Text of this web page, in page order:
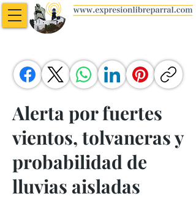
Alerta por fuertes
vientos, tolvaneras y
probabilidad de
lluvias aisladas